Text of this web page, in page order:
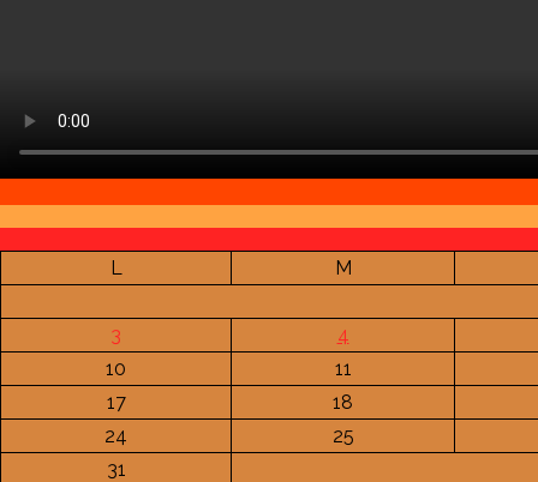
L
M
3
4
10
11
17
18
24
25
31